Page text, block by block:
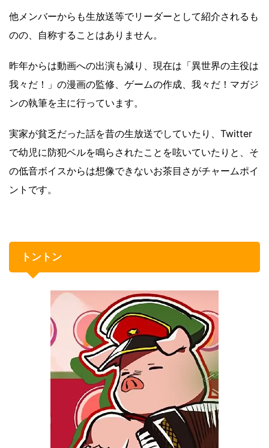
他メンバーからも生放送等でリーダーとして紹介されるも
のの、自称することはありません。
昨年からは動画への出演も減り、現在は「異世界の主役は
我々だ！」の漫画の監修、ゲームの作成、我々だ！マガジ
ンの執筆を主に行っています。
実家が貧乏だった話を昔の生放送でしていたり、Twitter
で幼児に防犯ベルを鳴らされたことを呟いていたりと、そ
の低音ボイスからは想像できないお茶目さがチャームポイ
ントです。
トントン